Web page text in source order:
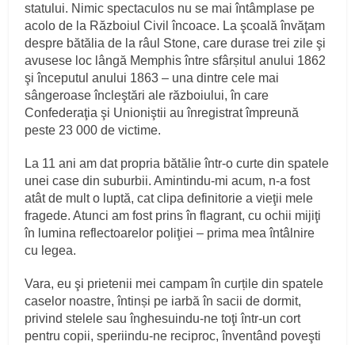
statului. Nimic spectaculos nu se mai întâmplase pe
acolo de la Războiul Civil încoace. La şcoală învăţam
despre bătălia de la râul Stone, care durase trei zile şi
avusese loc lângă Memphis între sfârșitul anului 1862
şi începutul anului 1863 – una dintre cele mai
sângeroase încleştări ale războiului, în care
Confederaţia şi Unioniştii au înregistrat împreună
peste 23 000 de victime.
La 11 ani am dat propria bătălie într‑o curte din spatele
unei case din suburbii. Amintindu‑mi acum, n‑a fost
atât de mult o luptă, cat clipa definitorie a vieţii mele
fragede. Atunci am fost prins în flagrant, cu ochii mijiţi
în lumina reflectoarelor poliţiei – prima mea întâlnire
cu legea.
Vara, eu şi prietenii mei campam în curțile din spatele
caselor noastre, întinși pe iarbă în sacii de dormit,
privind stelele sau înghesuindu‑ne toţi într‑un cort
pentru copii, speriindu‑ne reciproc, înventând poveşti